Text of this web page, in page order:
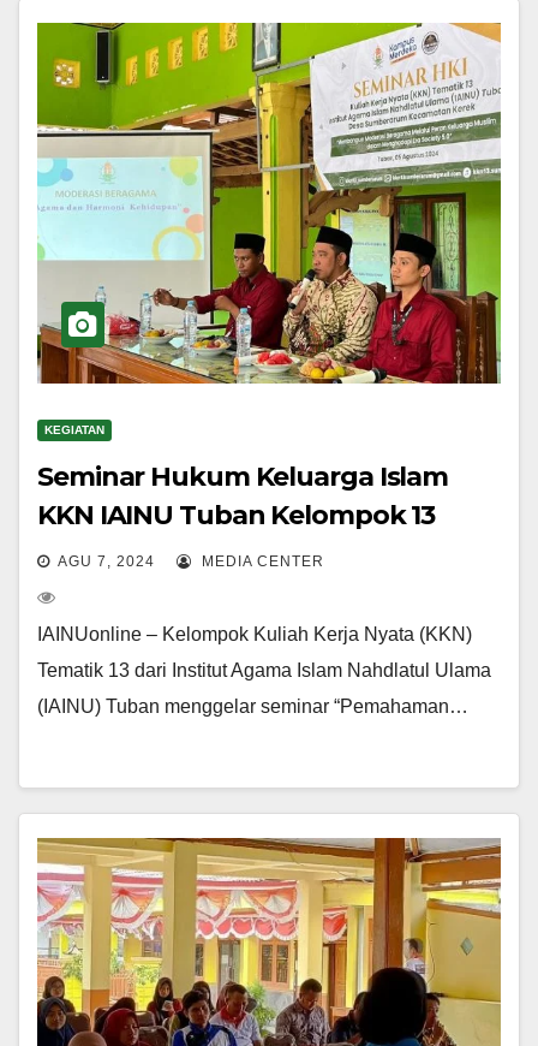
KEGIATAN
Seminar Hukum Keluarga Islam
KKN IAINU Tuban Kelompok 13
AGU 7, 2024 MEDIA CENTER
IAINUonline – Kelompok Kuliah Kerja Nyata (KKN)
Tematik 13 dari Institut Agama Islam Nahdlatul Ulama
(IAINU) Tuban menggelar seminar “Pemahaman…